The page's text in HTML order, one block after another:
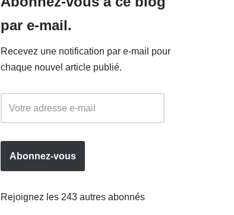
par e-mail.
Recevez une notification par e-mail pour
chaque nouvel article publié.
Abonnez-vous
Rejoignez les 243 autres abonnés